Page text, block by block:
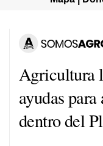
Agricultura
ayudas
dentro del